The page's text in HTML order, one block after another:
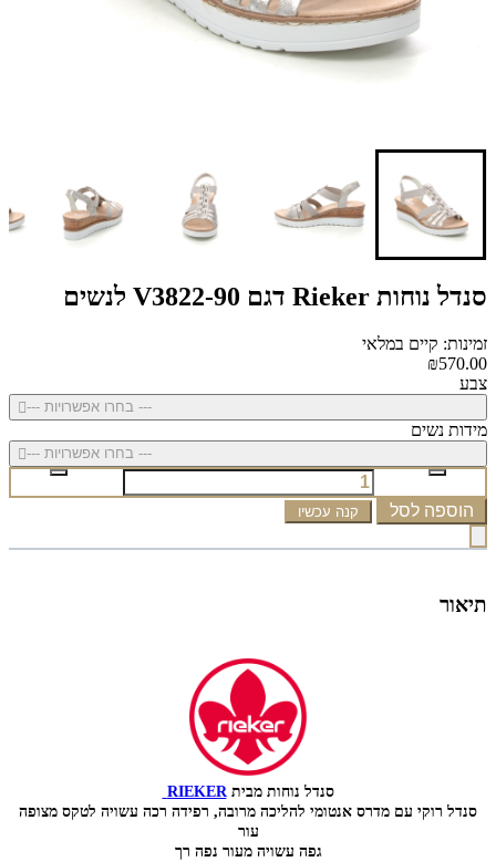
סנדל נוחות Rieker דגם V3822-90 לנשים
זמינות: קיים במלאי
₪570.00
צבע
--- בחרו אפשרויות ---
מידות נשים
--- בחרו אפשרויות ---
הוספה לסל קנה עכשיו
תיאור
סנדל נוחות מביתRIEKER
סנדל רוקי עם מדרס אנטומי להליכה מרובה, רפידה רכה עשויה לטקס מצופה
עור
גפה עשויה מעור נפה רך